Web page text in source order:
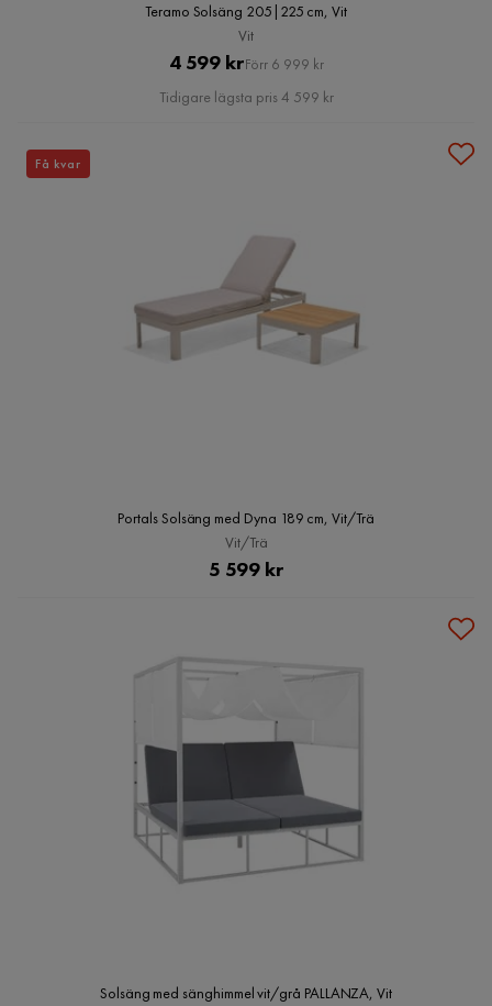
Teramo Solsäng 205|225 cm, Vit
Vit
Pris
4 599 krOriginal
Pris
Förr 6 999 kr
Tidigare lägsta pris 4 599 kr
Portals Solsäng med Dyna 189 cm, Vit/Trä
Vit/Trä
Pris
5 599 kr
Få kvar
Solsäng med sänghimmel vit/grå PALLANZA, Vit